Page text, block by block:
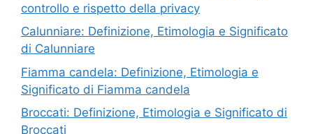
controllo e rispetto della privacy
Calunniare: Definizione, Etimologia e Significato
di Calunniare
Fiamma candela: Definizione, Etimologia e
Significato di Fiamma candela
Broccati: Definizione, Etimologia e Significato di
Broccati